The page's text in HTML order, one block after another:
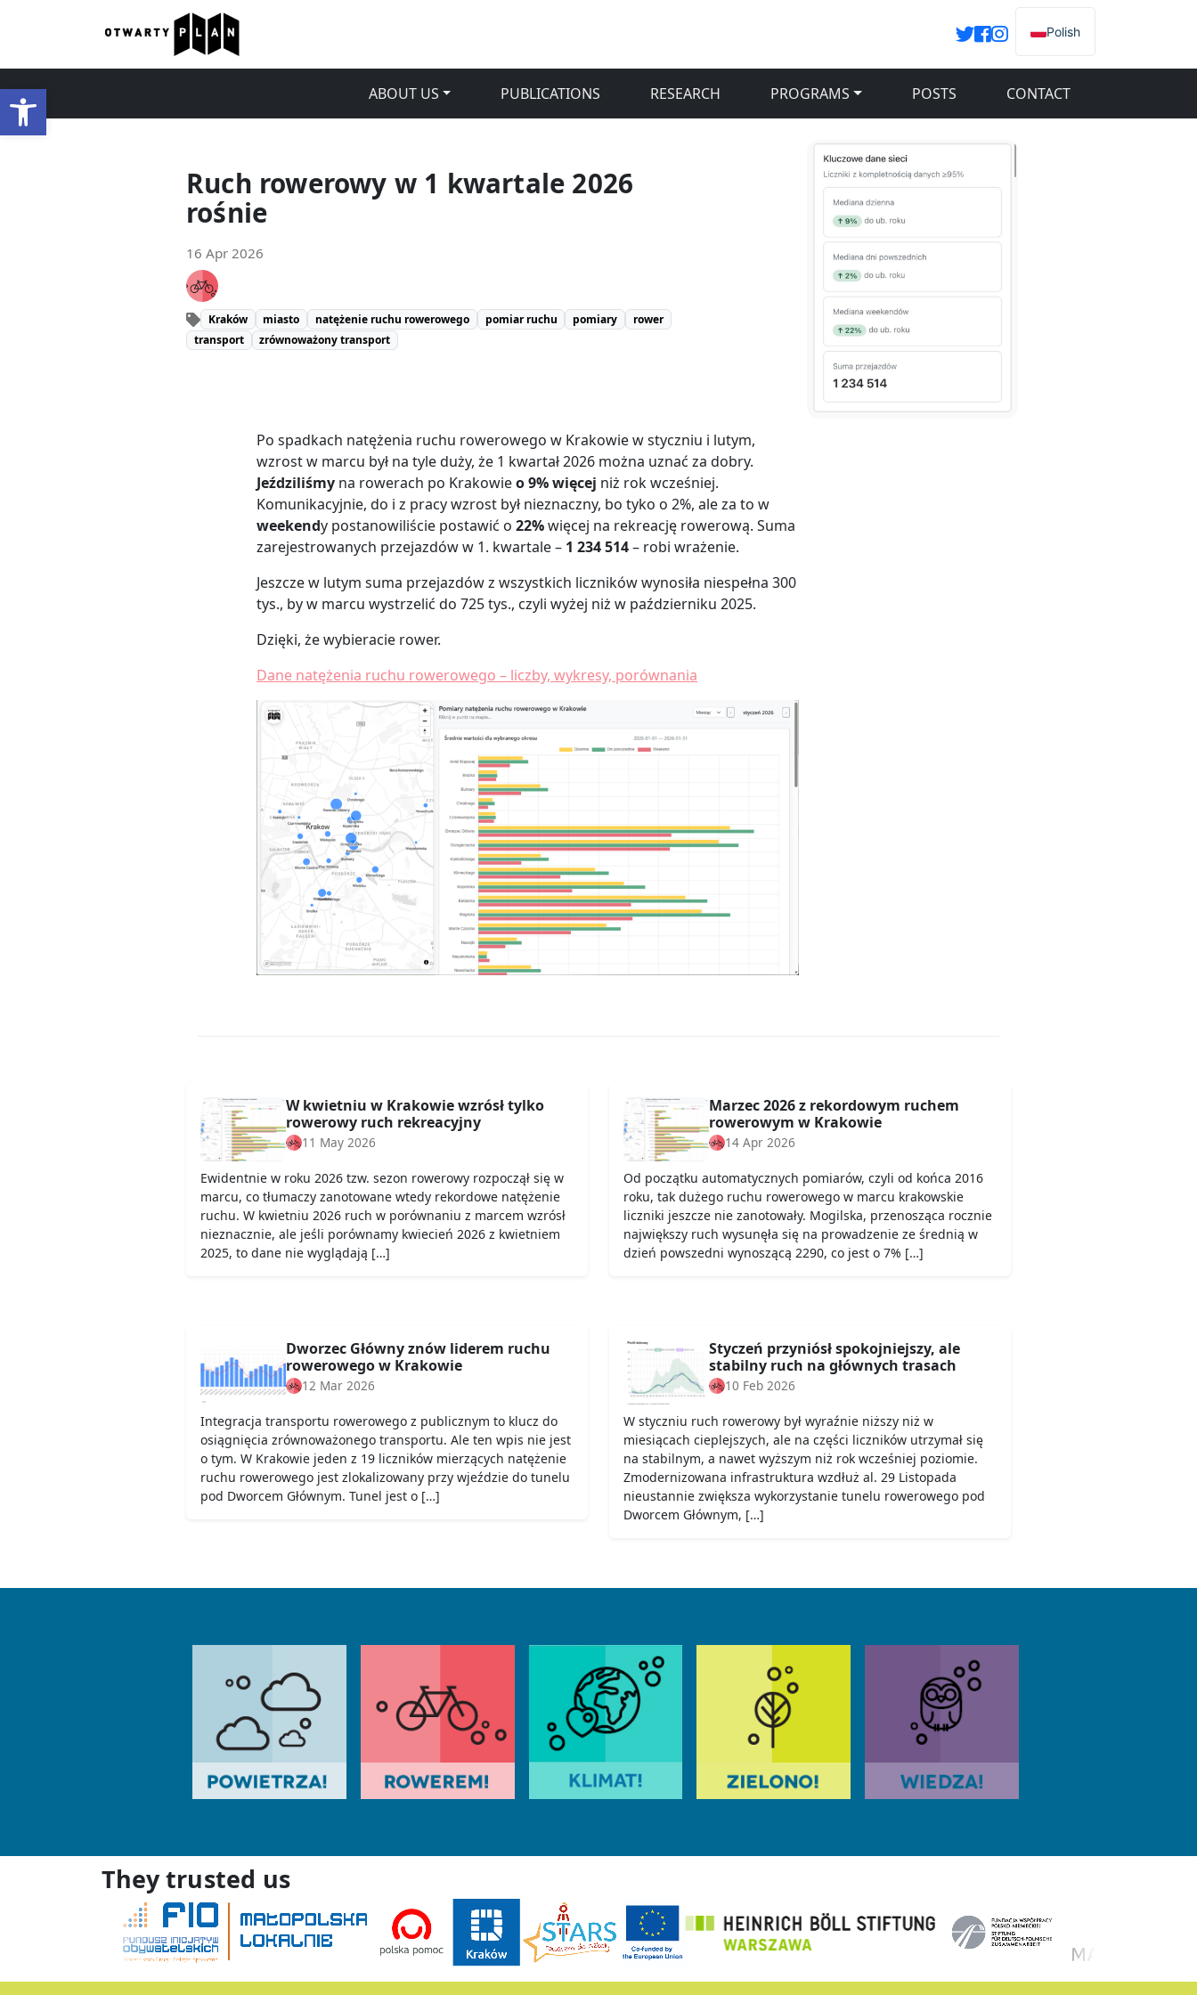
Open toolbar
Polish
ABOUT US PUBLICATIONS RESEARCH PROGRAMS POSTS CONTACT
Ruch rowerowy w 1 kwartale 2026
rośnie
16 Apr 2026
Kraków miasto natężenie ruchu rowerowego pomiar ruchu pomiary
rower
transport
zrównoważony transport
Po spadkach natężenia ruchu rowerowego w Krakowie w styczniu i lutym,
wzrost w marcu był na tyle duży, że 1 kwartał 2026 można uznać za dobry.
Jeździliśmy na rowerach po Krakowieo 9% więcej niż rok wcześniej.
Komunikacyjnie, do i z pracy wzrost był nieznaczny, bo tyko o 2%, ale za to w
weekendy postanowiliście postawić o22%więcej na rekreację rowerową. Suma
zarejestrowanych przejazdów w 1. kwartale – 1 234 514– robi wrażenie.
Jeszcze w lutym suma przejazdów z wszystkich liczników wynosiła niespełna 300
tys., by w marcu wystrzelić do 725 tys., czyli wyżej niż w październiku 2025.
Dzięki, że wybieracie rower.
Dane natężenia ruchu rowerowego – liczby, wykresy, porównania
W kwietniu w Krakowie wzrósł tylko
rowerowy ruch rekreacyjny
11 May 2026
Ewidentnie w roku 2026 tzw. sezon rowerowy rozpoczął się w
marcu, co tłumaczy zanotowane wtedy rekordowe natężenie
ruchu. W kwietniu 2026 ruch w porównaniu z marcem wzrósł
nieznacznie, ale jeśli porównamy kwiecień 2026 z kwietniem
2025, to dane nie wyglądają […]
Marzec 2026 z rekordowym ruchem
rowerowym w Krakowie
14 Apr 2026
Od początku automatycznych pomiarów, czyli od końca 2016
roku, tak dużego ruchu rowerowego w marcu krakowskie
liczniki jeszcze nie zanotowały. Mogilska, przenosząca rocznie
największy ruch wysunęła się na prowadzenie ze średnią w
dzień powszedni wynoszącą 2290, co jest o 7% […]
Dworzec Główny znów liderem ruchu
rowerowego w Krakowie
12 Mar 2026
Integracja transportu rowerowego z publicznym to klucz do
osiągnięcia zrównoważonego transportu. Ale ten wpis nie jest
o tym. W Krakowie jeden z 19 liczników mierzących natężenie
ruchu rowerowego jest zlokalizowany przy wjeździe do tunelu
pod Dworcem Głównym. Tunel jest o […]
Styczeń przyniósł spokojniejszy, ale
stabilny ruch na głównych trasach
10 Feb 2026
W styczniu ruch rowerowy był wyraźnie niższy niż w
miesiącach cieplejszych, ale na części liczników utrzymał się
na stabilnym, a nawet wyższym niż rok wcześniej poziomie.
Zmodernizowana infrastruktura wzdłuż al. 29 Listopada
nieustannie zwiększa wykorzystanie tunelu rowerowego pod
Dworcem Głównym, […]
They trusted us